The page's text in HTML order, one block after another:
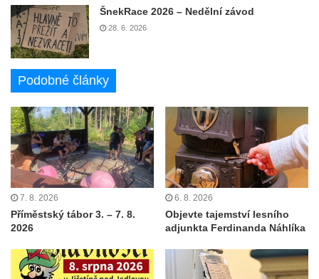
ŠnekRace 2026 – Nedělní závod
28. 6. 2026
Podobné články
7. 8. 2026
Příměstský tábor 3. – 7. 8.
2026
6. 8. 2026
Objevte tajemství lesního
adjunkta Ferdinanda Náhlíka